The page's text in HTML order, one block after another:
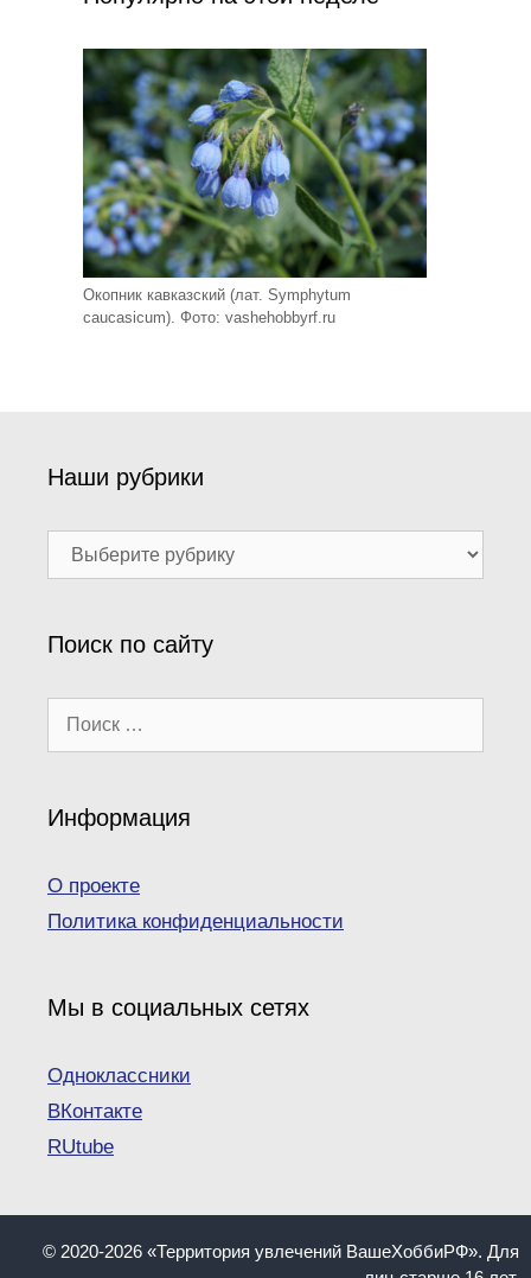
Окопник кавказский (лат. Symphytum
caucasicum). Фото: vashehobbyrf.ru
Наши рубрики
Наши
рубрики
Поиск по сайту
Поиск:
Информация
О проекте
Политика конфиденциальности
Мы в социальных сетях
Одноклассники
ВКонтакте
RUtube
© 2020-2026 «Территория увлечений ВашеХоббиРФ». Для